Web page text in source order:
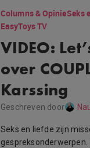
Columns & OpinieSeks
EasyToys TV
VIDEO:
over
Karssing
Geschreven door
Seks en liefde zijn